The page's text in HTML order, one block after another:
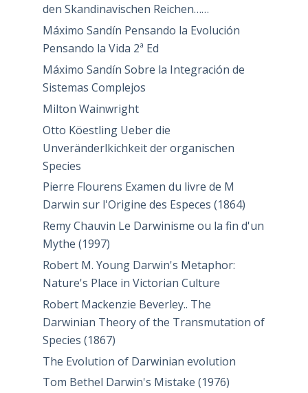
den Skandinavischen Reichen……
Máximo Sandín Pensando la Evolución
Pensando la Vida 2ª Ed
Máximo Sandín Sobre la Integración de
Sistemas Complejos
Milton Wainwright
Otto Köestling Ueber die
Unveränderlkichkeit der organischen
Species
Pierre Flourens Examen du livre de M
Darwin sur l'Origine des Especes (1864)
Remy Chauvin Le Darwinisme ou la fin d'un
Mythe (1997)
Robert M. Young Darwin's Metaphor:
Nature's Place in Victorian Culture
Robert Mackenzie Beverley.. The
Darwinian Theory of the Transmutation of
Species (1867)
The Evolution of Darwinian evolution
Tom Bethel Darwin's Mistake (1976)